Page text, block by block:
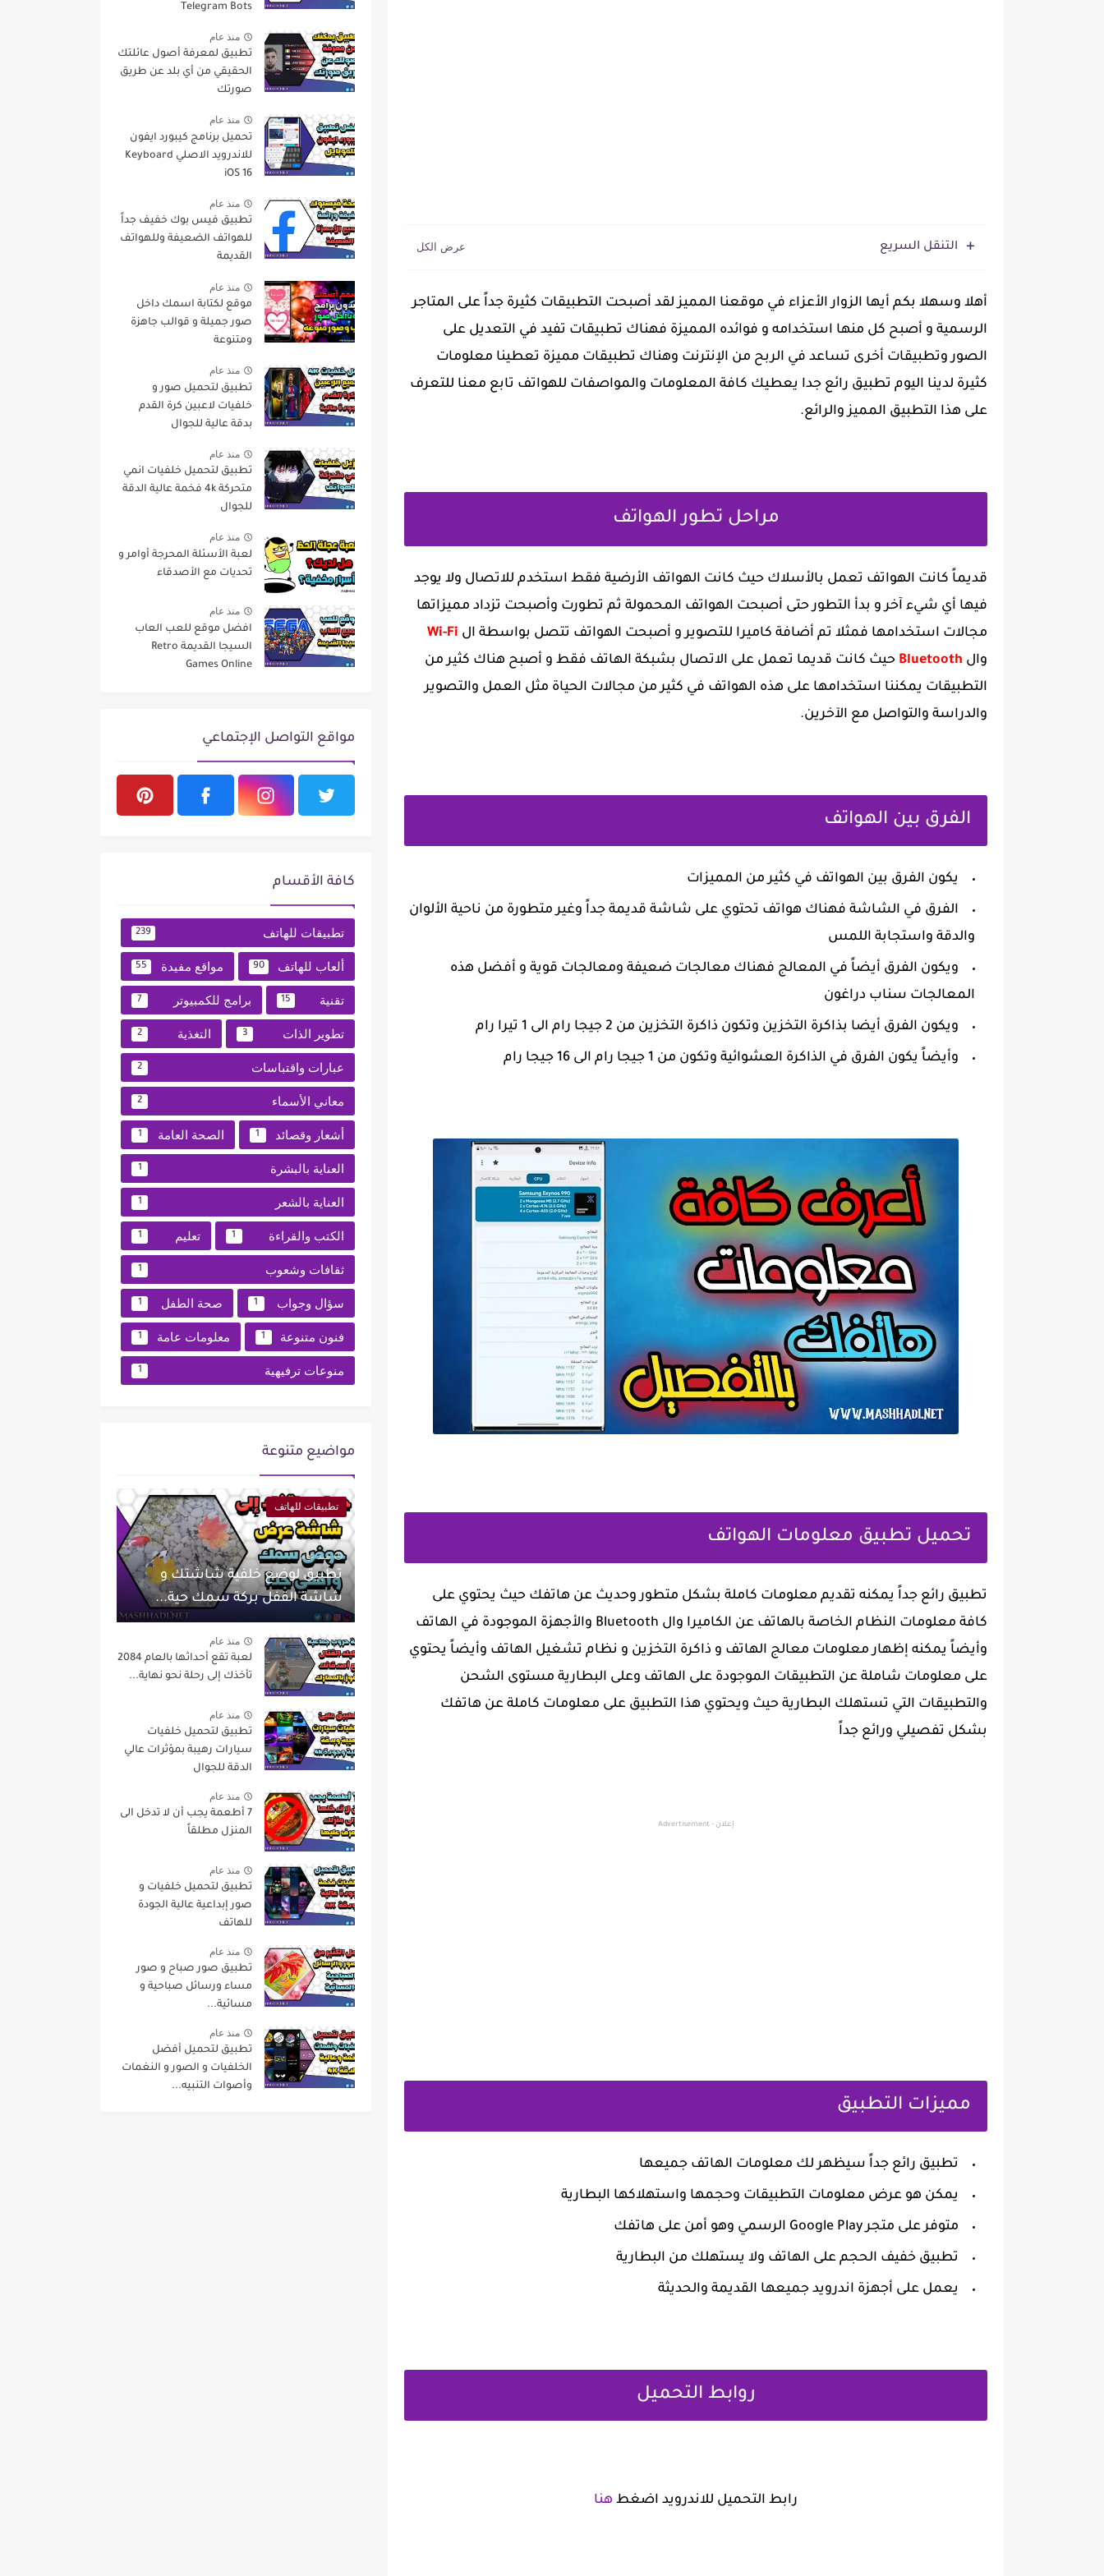
التنقل السريع
أهلا وسهلا بكم أيها الزوار الأعزاء في موقعنا المميز لقد أصبحت التطبيقات كثيرة جداً على المتاجر
الرسمية و أصبح كل منها استخدامه و فوائده المميزة فهناك تطبيقات تفيد في التعديل على
الصور وتطبيقات أخرى تساعد في الربح من الإنترنت وهناك تطبيقات مميزة تعطينا معلومات
كثيرة لدينا اليوم تطبيق رائع جدا يعطيك كافة المعلومات والمواصفات للهواتف تابع معنا للتعرف
على هذا التطبيق المميز والرائع.
‏مراحل تطور الهواتف
‏قديماً كانت الهواتف تعمل بالأسلاك حيث كانت الهواتف الأرضية فقط استخدم للاتصال ولا يوجد
فيها أي شيء آخر و بدأ التطور حتى أصبحت الهواتف المحمولة ثم تطورت وأصبحت تزداد مميزاتها
مجالات استخدامها فمثلا تم أضافة كاميرا للتصوير و أصبحت الهواتف تتصل بواسطة ال Wi-Fi
وال Bluetooth حيث كانت قديما تعمل على الاتصال بشبكة الهاتف فقط و أصبح هناك كثير من
التطبيقات يمكننا استخدامها على هذه الهواتف في كثير من مجالات الحياة مثل العمل والتصوير
والدراسة والتواصل مع الآخرين.
‏الفرق بين الهواتف
‏يكون الفرق بين الهواتف في كثير من المميزات
‏الفرق في الشاشة فهناك هواتف تحتوي على شاشة قديمة جداً وغير متطورة من ناحية الألوان
والدقة واستجابة اللمس
‏ويكون الفرق أيضاً في المعالج فهناك معالجات ضعيفة ومعالجات قوية و أفضل هذه
المعالجات سناب دراغون
‏ويكون الفرق أيضا بذاكرة التخزين وتكون ذاكرة التخزين من 2 جيجا رام الى 1 تيرا رام
‏وأيضاً يكون الفرق في الذاكرة العشوائية وتكون من 1 جيجا رام الى 16 جيجا رام
‏تحميل تطبيق معلومات الهواتف
‏تطبيق رائع جداً يمكنه تقديم معلومات كاملة بشكل متطور وحديث عن هاتفك حيث يحتوي على
كافة معلومات النظام الخاصة بالهاتف عن الكاميرا وال Bluetooth والأجهزة الموجودة في الهاتف
وأيضاً يمكنه إظهار معلومات معالج الهاتف و ذاكرة التخزين و نظام تشغيل الهاتف وأيضاً يحتوي
على معلومات شاملة عن التطبيقات الموجودة على الهاتف وعلى البطارية مستوى الشحن
والتطبيقات التي تستهلك البطارية حيث ويحتوي هذا التطبيق على معلومات كاملة عن هاتفك
بشكل تفصيلي ورائع جداً
إعلان - Advertisement
‏مميزات التطبيق
‏تطبيق رائع جداً سيظهر لك معلومات الهاتف جميعها
‏يمكن هو عرض معلومات التطبيقات وحجمها واستهلاكها البطارية
‏متوفر على متجر Google Play الرسمي وهو أمن على هاتفك
‏تطبيق خفيف الحجم على الهاتف ولا يستهلك من البطارية
‏يعمل على أجهزة اندرويد جميعها القديمة والحديثة
روابط التحميل
رابط التحميل للاندرويد اضغط هنا
Telegram Bots
منذ عام
تطبيق لمعرفة أصول عائلتك
الحقيقي من أي بلد عن طريق
صورتك
منذ عام
تحميل برنامج كيبورد ايفون
للاندرويد الاصلي Keyboard
iOS 16
منذ عام
تطبيق فيس بوك خفيف جداً
للهواتف الضعيفة وللهواتف
القديمة
منذ عام
موقع لكتابة اسمك داخل
صور جميلة و قوالب جاهزة
ومتنوعة
منذ عام
تطبيق لتحميل صور و
خلفيات لاعبين كرة القدم
بدقة عالية للجوال
منذ عام
تطبيق لتحميل خلفيات انمي
متحركة 4k فخمة عالية الدقة
للجوال
منذ عام
لعبة الأسئلة المحرجة أوامر و
تحديات مع الأصدقاء
منذ عام
افضل موقع للعب العاب
السيجا القديمة Retro
Games Online
مواقع التواصل الإجتماعي
كافة الأقسام
تطبيقات للهاتف 239
ألعاب للهاتف 90 مواقع مفيدة 55
تقنية 15 برامج للكمبيوتر 7
تطوير الذات 3 التغذية 2
عبارات واقتباسات 2
معاني الأسماء 2
أشعار وقصائد 1 الصحة العامة 1
العناية بالبشرة 1
العناية بالشعر 1
الكتب والقراءة 1 تعليم 1
ثقافات وشعوب 1
سؤال وجواب 1 صحة الطفل 1
فنون متنوعة 1 معلومات عامة 1
منوعات ترفيهية 1
مواضيع متنوعة
تطبيقات للهاتف
منذ عام
تطبيق لوضع خلفية شاشتك و
شاشة القفل بركة سمك حية...
منذ عام
لعبة تقع أحداثها بالعام 2084
تأخذك إلى رحلة نحو نهاية...
منذ عام
تطبيق لتحميل خلفيات
سيارات رهيبة بمؤثرات عالي
الدقة للجوال
منذ عام
7 أطعمة يجب أن لا تدخل الى
المنزل مطلقاً
منذ عام
تطبيق لتحميل خلفيات و
صور إبداعية عالية الجودة
للهاتف
منذ عام
تطبيق صور صباح و صور
مساء ورسائل صباحية و
مسائية...
منذ عام
تطبيق لتحميل أفضل
الخلفيات و الصور و النغمات
وأصوات التنبيه...